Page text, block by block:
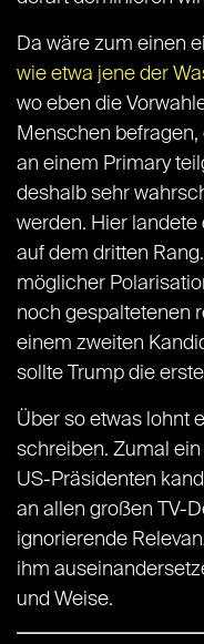
Da wäre zum einen
wie etwa jene der
wo eben die
Menschen
an einem Primary
deshalb sehr
werden. Hier
auf dem dritten
möglicher
noch gespaltetenen
einem zweiten
sollte Trump die
Über so etwas lohnt
schreiben. Zumal
US-Präsidenten
an allen großen TV-
ignorierende
ihm
und Weise.